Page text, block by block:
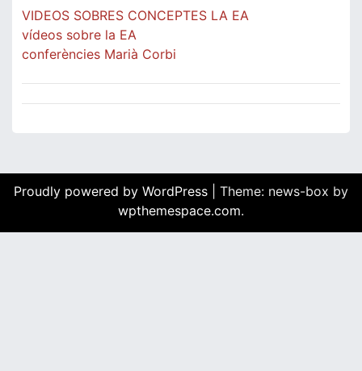
VIDEOS SOBRES CONCEPTES LA EA
vídeos sobre la EA
conferències Marià Corbi
Proudly powered by WordPress
Theme: news-box by
wpthemespace.com.